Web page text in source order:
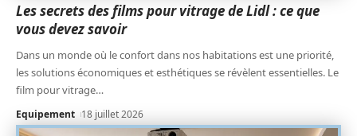
Les secrets des films pour vitrage de Lidl : ce que
vous devez savoir
Dans un monde où le confort dans nos habitations est une priorité,
les solutions économiques et esthétiques se révèlent essentielles. Le
film pour vitrage…
Equipement 18 juillet 2026